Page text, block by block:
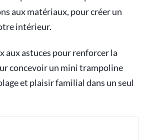
aux matériaux, pour créer un
intérieur.
aux astuces pour renforcer la
concevoir un mini trampoline
et plaisir familial dans un seul